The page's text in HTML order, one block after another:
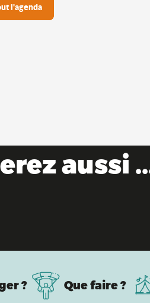
l'agenda
aussi
? Que faire ?